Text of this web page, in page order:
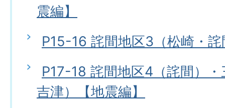
震編】
P15-16 詫間地区3（松崎・
P17-18 詫間地区4（詫間）
吉津）【地震編】